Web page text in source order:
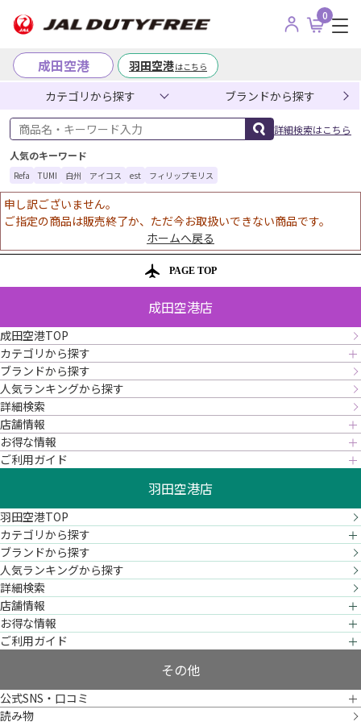
0
成田空港 羽田空港はこちら
カテゴリから探す ブランドから探す
商品名・キーワード入力
詳細検索はこちら
人気のキーワード
Refa TUMI 白州 アイコス est フィリップモリス
申し訳ございません。
ご指定の商品は販売終了か、ただ今お取扱いできない商品です。
ホームへ戻る
PAGE TOP
成田空港店
成田空港TOP
カテゴリから探す
ブランドから探す
人気ランキングから探す
詳細検索
店舗情報
お得な情報
ご利用ガイド
羽田空港店
羽田空港TOP
カテゴリから探す
ブランドから探す
人気ランキングから探す
詳細検索
店舗情報
お得な情報
ご利用ガイド
その他
公式SNS・口コミ
読み物